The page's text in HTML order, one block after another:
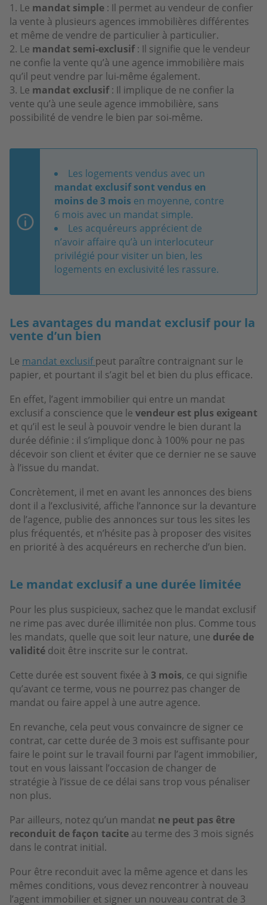
Le mandat simple : Il permet au vendeur de confier
la vente à plusieurs agences immobilières différentes
et même de vendre de particulier à particulier.
Le mandat semi-exclusif: Il signifie que le vendeur
ne confie la vente qu’à une agence immobilière mais
qu’il peut vendre par lui-même également.
Le mandat exclusif: Il implique de ne confier la
vente qu’à une seule agence immobilière, sans
possibilité de vendre le bien par soi-même.
Les logements vendus avec un
mandat exclusif sont vendus en
moins de 3 mois en moyenne, contre
6 mois avec un mandat simple.
Les acquéreurs apprécient de
n’avoir affaire qu’à un interlocuteur
privilégié pour visiter un bien, les
logements en exclusivité les rassure.
Les avantages du mandat exclusif pour la
vente d’un bien
Le mandat exclusifpeut paraître contraignant sur le
papier, et pourtant il s’agit bel et bien du plus efficace.
En effet, l’agent immobilier qui entre un mandat
exclusif a conscience que le vendeur est plus exigeant
et qu’il est le seul à pouvoir vendre le bien durant la
durée définie : il s’implique donc à 100% pour ne pas
décevoir son client et éviter que ce dernier ne se sauve
à l’issue du mandat.
Concrètement, il met en avant les annonces des biens
dont il a l’exclusivité, affiche l’annonce sur la devanture
de l’agence, publie des annonces sur tous les sites les
plus fréquentés, et n’hésite pas à proposer des visites
en priorité à des acquéreurs en recherche d’un bien.
Le mandat exclusif a une durée limitée
Pour les plus suspicieux, sachez que le mandat exclusif
ne rime pas avec durée illimitée non plus. Comme tous
les mandats, quelle que soit leur nature, une durée de
validité doit être inscrite sur le contrat.
Cette durée est souvent fixée à 3 mois, ce qui signifie
qu’avant ce terme, vous ne pourrez pas changer de
mandat ou faire appel à une autre agence.
En revanche, cela peut vous convaincre de signer ce
contrat, car cette durée de 3 mois est suffisante pour
faire le point sur le travail fourni par l’agent immobilier,
tout en vous laissant l’occasion de changer de
stratégie à l’issue de ce délai sans trop vous pénaliser
non plus.
Par ailleurs, notez qu’un mandat ne peut pas être
reconduit de façon tacite au terme des 3 mois signés
dans le contrat initial.
Pour être reconduit avec la même agence et dans les
mêmes conditions, vous devez rencontrer à nouveau
l’agent immobilier et signer un nouveau contrat de 3